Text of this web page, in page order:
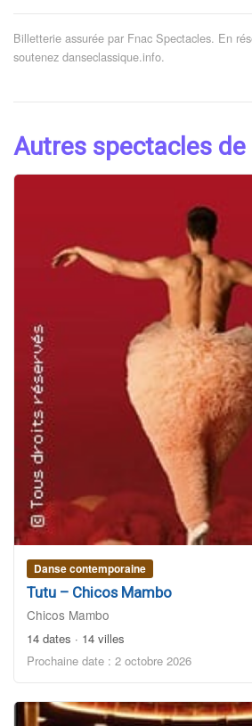
Billetterie assurée par Fnac Spectacles. En
soutenez danseclassique.info.
Autres spectacles de
Danse contemporaine
Tutu – Chicos Mambo
Chicos Mambo
14 dates · 14 villes
Prochaine date : 2 octobre 2026